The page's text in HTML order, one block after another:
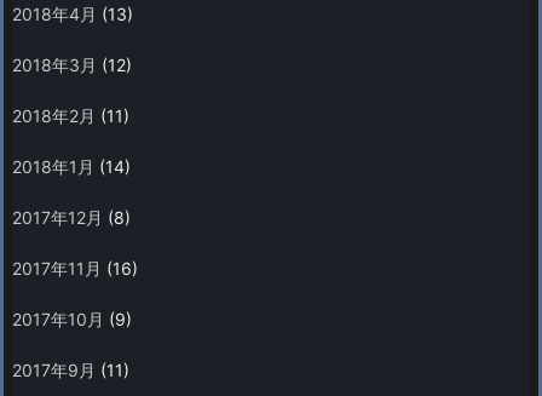
2018年4月 (13)
2018年3月 (12)
2018年2月 (11)
2018年1月 (14)
2017年12月 (8)
2017年11月 (16)
2017年10月 (9)
2017年9月 (11)